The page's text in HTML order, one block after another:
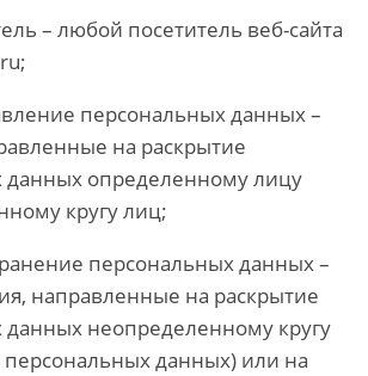
– любой посетитель веб-сайта
персональных данных –
на раскрытие
данных определенному лицу
кругу лиц;
персональных данных –
направленные на раскрытие
неопределенному кругу
данных) или на